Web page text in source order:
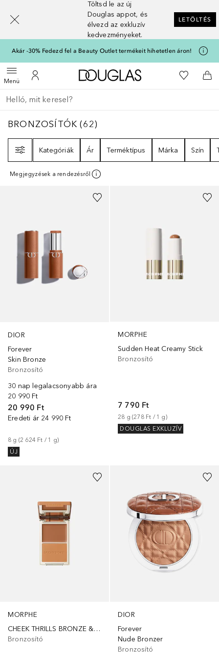
Töltsd le az új
Douglas appot, és
élvezd az exkluzív
kedvezményeket.
LETÖLTÉS
Akár -30% Fedezd fel a Beauty Outlet termékeit hihetetlen áron!
MenüMenü megnyitása
A fiókomhoz
A Douglas Főoldalra
A
Menj vissza
Keresés végrehajtása
BRONZOSÍTÓK62
BRONZOSÍTÓK (62)
Kategóriák
Ár Terméktípus Márka Szín
Megjegyzések a rendezésről
DIOR
Forever
Skin Bronze
Bronzosító
30 nap legalacsonyabb ára
20 990 Ft
20 990 Ft
Eredeti ár 24 990 Ft
8 g (2 624 Ft / 1 g)
ÚJ
+3
MORPHE
Sudden Heat Creamy Stick
Bronzosító
7 790 Ft
28 g (278 Ft / 1 g)
DOUGLAS EXKLUZÍV
MORPHE
CHEEK THRILLS BRONZE & TONE DUOS - CAPRI CABANA
Bronzosító
DIOR
Forever
Nude Bronzer
Bronzosító
[navigation.slideout.screenreader]